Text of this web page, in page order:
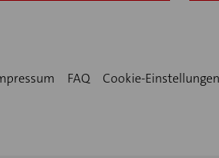
FAQ Cookie-Einstellungen